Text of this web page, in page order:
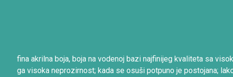
fina akrilna boja, boja na vodenoj bazi najfinijeg kvaliteta sa
ga visoka neprozirnost; kada se osuši potpuno je postojana;